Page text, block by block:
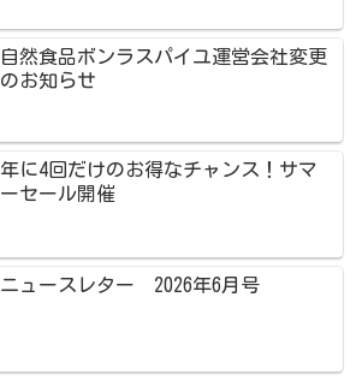
自然食品ボンラスパイユ運営会社変更
のお知らせ
年に4回だけのお得なチャンス！サマ
ーセール開催
ニュースレター 2026年6月号